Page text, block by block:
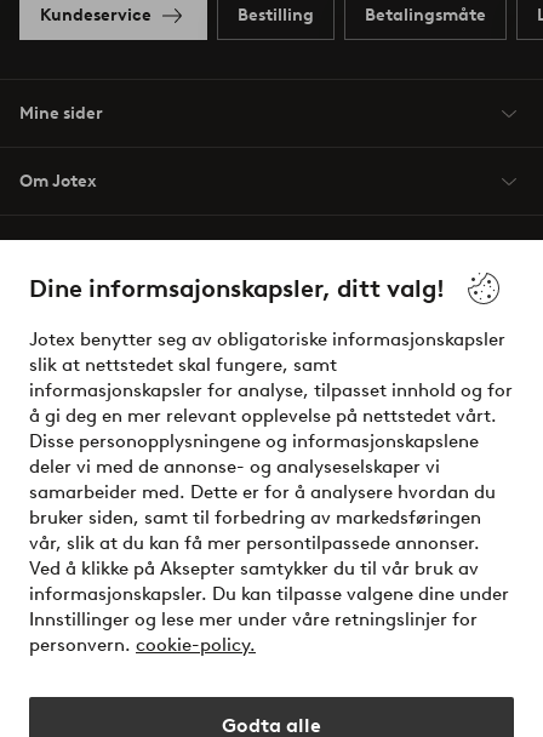
Dine informsajonskapsler, ditt valg!
Jotex benytter seg av obligatoriske informasjonskapsler
slik at nettstedet skal fungere, samt
informasjonskapsler for analyse, tilpasset innhold og for
å gi deg en mer relevant opplevelse på nettstedet vårt.
Disse personopplysningene og informasjonskapslene
deler vi med de annonse- og analyseselskaper vi
samarbeider med. Dette er for å analysere hvordan du
bruker siden, samt til forbedring av markedsføringen
vår, slik at du kan få mer persontilpassede annonser.
Ved å klikke på Aksepter samtykker du til vår bruk av
informasjonskapsler. Du kan tilpasse valgene dine under
Innstillinger og lese mer under våre retningslinjer for
personvern. cookie-policy.
Godta alle
Kundeservice Bestilling Betalingsmåte
Mine sider
Om Jotex
Venner
Sikre betalinger - Betal direkte eller del opp
Vil du vite mer om våre betalingsalternativer?
elpy